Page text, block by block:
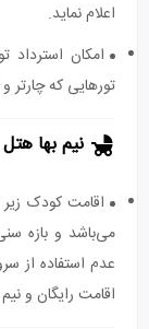
اعلام نماید.
امکان استرداد
تورهایی که چارتر
نیم بها هتل
عدم استفاده از
اقامت رایگان و